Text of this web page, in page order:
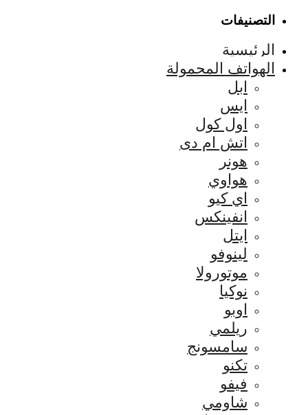
التصنيفات
الرئيسية
الهواتف المحمولة
ابل
ايس
اول كول
اتش ام دى
هونر
هواوي
اي كيو
انفينكس
ايتل
لينوفو
موتورولا
نوكيا
اوبو
ريلمي
سامسونج
تكنو
فيفو
شاومي